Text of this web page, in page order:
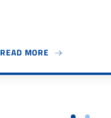
READ MORE ABOUT IL